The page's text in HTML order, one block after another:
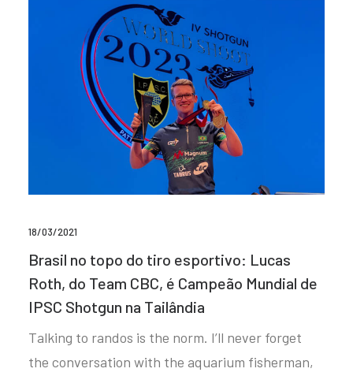
18/03/2021
Brasil no topo do tiro esportivo: Lucas
Roth, do Team CBC, é Campeão Mundial de
IPSC Shotgun na Tailândia
Talking to randos is the norm. I’ll never forget
the conversation with the aquarium fisherman,